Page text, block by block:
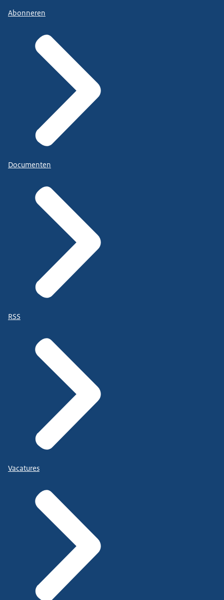
Abonneren
Documenten
RSS
Vacatures